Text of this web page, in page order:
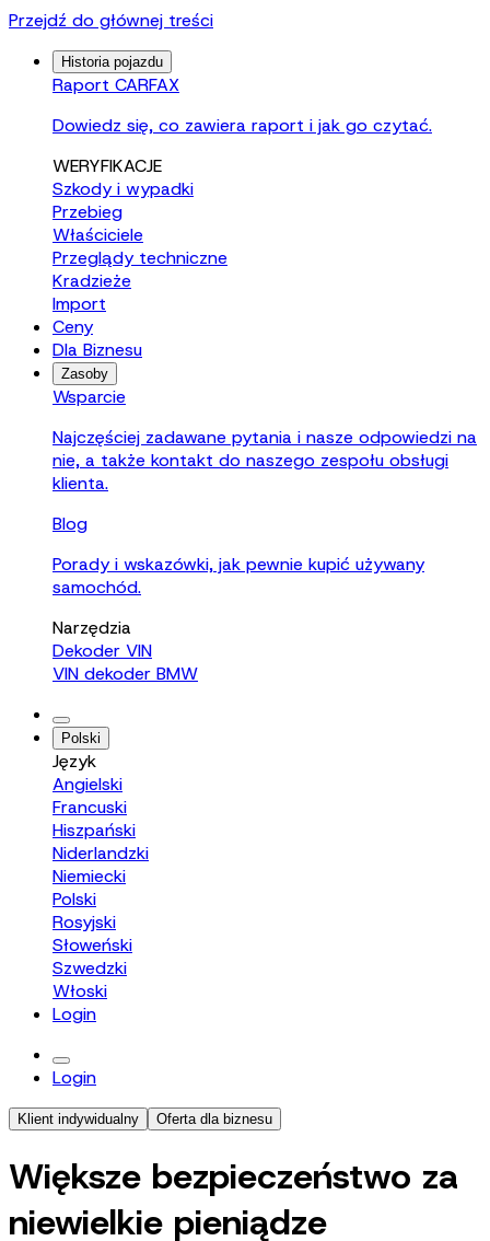
Przejdź do głównej treści
Historia pojazdu
Raport CARFAX
Dowiedz się, co zawiera raport i jak go czytać.
WERYFIKACJE
Szkody i wypadki
Przebieg
Właściciele
Przeglądy techniczne
Kradzieże
Import
Ceny
Dla Biznesu
Zasoby
Wsparcie
Najczęściej zadawane pytania i nasze odpowiedzi na
nie, a także kontakt do naszego zespołu obsługi
klienta.
Blog
Porady i wskazówki, jak pewnie kupić używany
samochód.
Narzędzia
Dekoder VIN
VIN dekoder BMW
Polski
Język
Angielski
Francuski
Hiszpański
Niderlandzki
Niemiecki
Polski
Rosyjski
Słoweński
Szwedzki
Włoski
Login
Login
Klient indywidualny Oferta dla biznesu
Większe bezpieczeństwo za
niewielkie pieniądze